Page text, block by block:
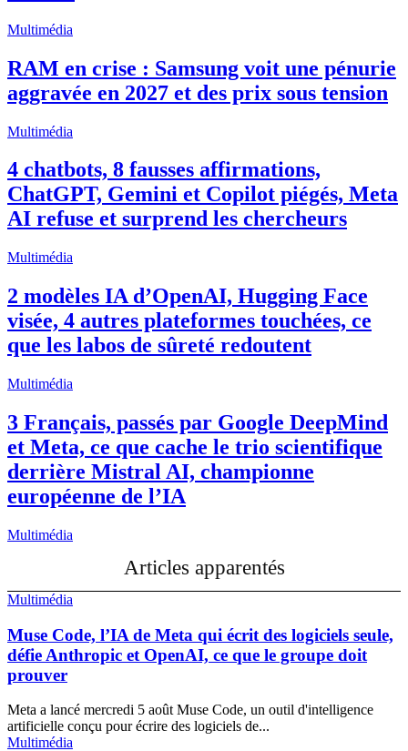
Multimédia
RAM en crise : Samsung voit une pénurie
aggravée en 2027 et des prix sous tension
Multimédia
4 chatbots, 8 fausses affirmations,
ChatGPT, Gemini et Copilot piégés, Meta
AI refuse et surprend les chercheurs
Multimédia
2 modèles IA d’OpenAI, Hugging Face
visée, 4 autres plateformes touchées, ce
que les labos de sûreté redoutent
Multimédia
3 Français, passés par Google DeepMind
et Meta, ce que cache le trio scientifique
derrière Mistral AI, championne
européenne de l’IA
Multimédia
Articles apparentés
Multimédia
Muse Code, l’IA de Meta qui écrit des logiciels seule,
défie Anthropic et OpenAI, ce que le groupe doit
prouver
Meta a lancé mercredi 5 août Muse Code, un outil d'intelligence
artificielle conçu pour écrire des logiciels de...
Multimédia